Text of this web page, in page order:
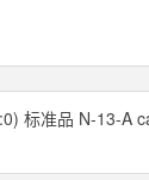
标准品 N-13-A